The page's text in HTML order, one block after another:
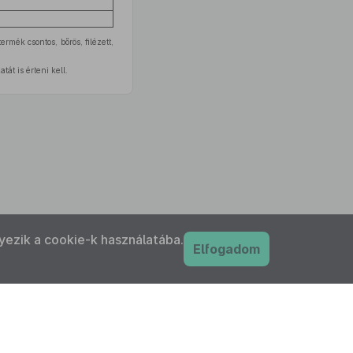
csontos, bőrös, filézett,
is érteni kell.
a cookie-k használatába.
Elfogadom